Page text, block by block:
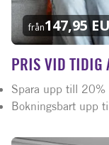
från147,95
PRIS VID TIDIG
Spara upp till 20%
Bokningsbart upp